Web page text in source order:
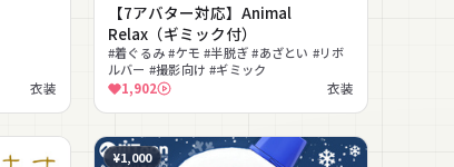
衣装
【7アバター対応】Animal
Relax（ギミック付）
#着ぐるみ #ケモ #半脱ぎ #あざとい #リボ
ルバー #撮影向け #ギミック
1,902
衣装
¥1,000